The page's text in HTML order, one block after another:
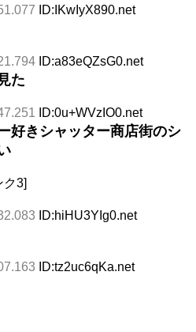
ID:IKwIyX890.net
ID:a83eQZsG0.net
た
ID:0u+WVzIO0.net
好きシャッター商店街のシ
ク3]
ID:hiHU3YIg0.net
ID:tz2uc6qKa.net